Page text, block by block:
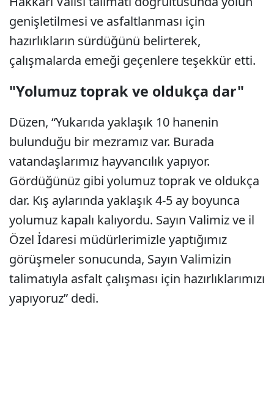
genişletilmesi ve asfaltlanması için
hazırlıkların sürdüğünü belirterek,
çalışmalarda emeği geçenlere teşekkür etti.
"Yolumuz toprak ve oldukça dar"
Düzen, “Yukarıda yaklaşık 10 hanenin
bulunduğu bir mezramız var. Burada
vatandaşlarımız hayvancılık yapıyor.
Gördüğünüz gibi yolumuz toprak ve oldukça
dar. Kış aylarında yaklaşık 4-5 ay boyunca
yolumuz kapalı kalıyordu. Sayın Valimiz ve il
Özel İdaresi müdürlerimizle yaptığımız
görüşmeler sonucunda, Sayın Valimizin
talimatıyla asfalt çalışması için hazırlıklarımızı
yapıyoruz” dedi.